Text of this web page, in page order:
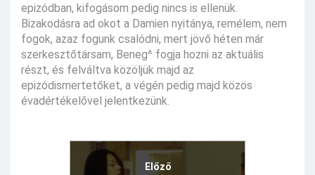
epizódban, kifogásom pedig nincs is ellenük.
Bizakodásra ad okot a Damien nyitánya, remélem, nem
fogok, azaz fogunk csalódni, mert jövő héten már
szerkesztőtársam, Beneg^ fogja hozni az aktuális
részt, és felváltva közöljük majd az
epizódismertetőket, a végén pedig majd közös
évadértékelővel jelentkezünk.
Előző